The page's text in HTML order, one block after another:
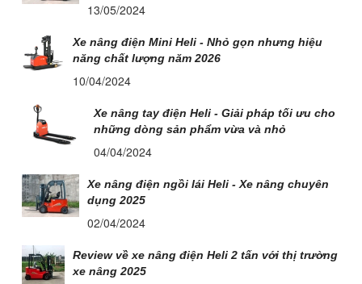
13/05/2024
Xe nâng điện Mini Heli - Nhỏ gọn nhưng hiệu
năng chất lượng năm 2026
10/04/2024
Xe nâng tay điện Heli - Giải pháp tối ưu cho
những dòng sản phẩm vừa và nhỏ
04/04/2024
Xe nâng điện ngồi lái Heli - Xe nâng chuyên
dụng 2025
02/04/2024
Review về xe nâng điện Heli 2 tấn với thị trường
xe nâng 2025